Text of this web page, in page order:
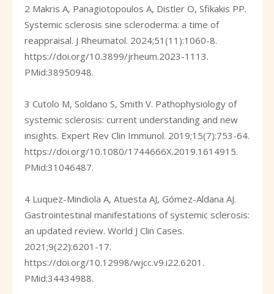
2 Makris A, Panagiotopoulos A, Distler O, Sfikakis PP.
Systemic sclerosis sine scleroderma: a time of
reappraisal. J Rheumatol. 2024;51(11):1060-8.
https://doi.org/10.3899/jrheum.2023-1113.
PMid:38950948.
3 Cutolo M, Soldano S, Smith V. Pathophysiology of
systemic sclerosis: current understanding and new
insights. Expert Rev Clin Immunol. 2019;15(7):753-64.
https://doi.org/10.1080/1744666X.2019.1614915.
PMid:31046487.
4 Luquez-Mindiola A, Atuesta AJ, Gómez-Aldana AJ.
Gastrointestinal manifestations of systemic sclerosis:
an updated review. World J Clin Cases.
2021;9(22):6201-17.
https://doi.org/10.12998/wjcc.v9.i22.6201 .
PMid:34434988.